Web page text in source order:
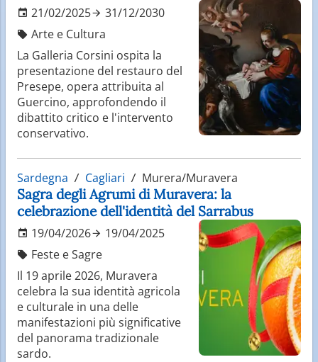
21/02/2025
31/12/2030
Arte e Cultura
La Galleria Corsini ospita la
presentazione del restauro del
Presepe, opera attribuita al
Guercino, approfondendo il
dibattito critico e l'intervento
conservativo.
Sardegna Cagliari Murera/Muravera
Sagra degli Agrumi di Muravera: la
celebrazione dell'identità del Sarrabus
19/04/2026
19/04/2025
Feste e Sagre
Il 19 aprile 2026, Muravera
celebra la sua identità agricola
e culturale in una delle
manifestazioni più significative
del panorama tradizionale
sardo.